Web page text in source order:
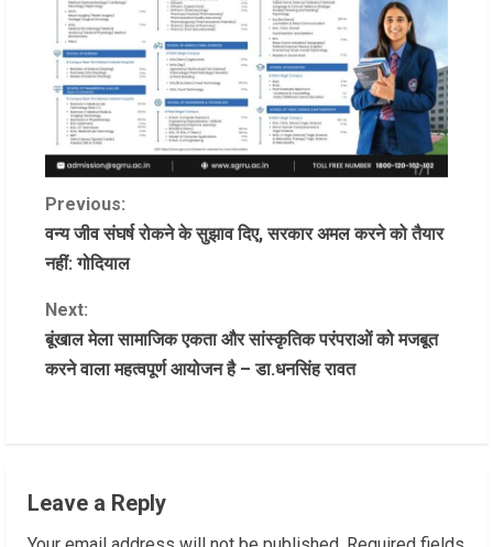
C
o
n
t
e
Previous:
वन्य जीव संघर्ष रोकने के सुझाव दिए, सरकार अमल करने को तैयार
नहीं: गोदियाल
Next:
बूंखाल मेला सामाजिक एकता और सांस्कृतिक परंपराओं को मजबूत
करने वाला महत्वपूर्ण आयोजन है – डा.धनसिंह रावत
Leave a Reply